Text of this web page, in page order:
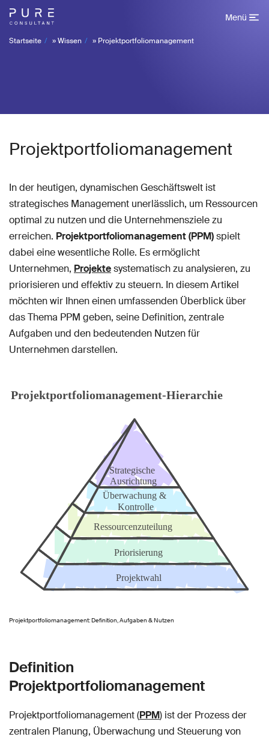
Menü
Startseite »Wissen » Projektportfoliomanagement
Projektportfoliomanagement
In der heutigen, dynamischen Geschäftswelt ist
strategisches Management unerlässlich, um Ressourcen
optimal zu nutzen und die Unternehmensziele zu
erreichen. Projektportfoliomanagement (PPM)spielt
dabei eine wesentliche Rolle. Es ermöglicht
Unternehmen, Projektesystematisch zu analysieren, zu
priorisieren und effektiv zu steuern. In diesem Artikel
möchten wir Ihnen einen umfassenden Überblick über
das Thema PPM geben, seine Definition, zentrale
Aufgaben und den bedeutenden Nutzen für
Unternehmen darstellen.
Projektportfoliomanagement: Definition, Aufgaben & Nutzen
Definition
Projektportfoliomanagement
Projektportfoliomanagement (PPM) ist der Prozess der
zentralen Planung, Überwachung und Steuerung von